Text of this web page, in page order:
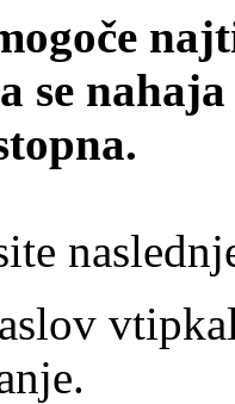
se